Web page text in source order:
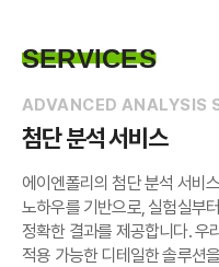
SERVICES
ADVANCED ANALYSIS
첨단 분석 서비스
에이엔폴리의 첨단 분석 서비
노하우를 기반으로, 실험실부
정확한 결과를 제공합니다. 우
적용 가능한 디테일한 솔루션